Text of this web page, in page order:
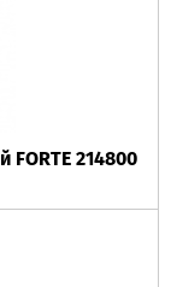
214800